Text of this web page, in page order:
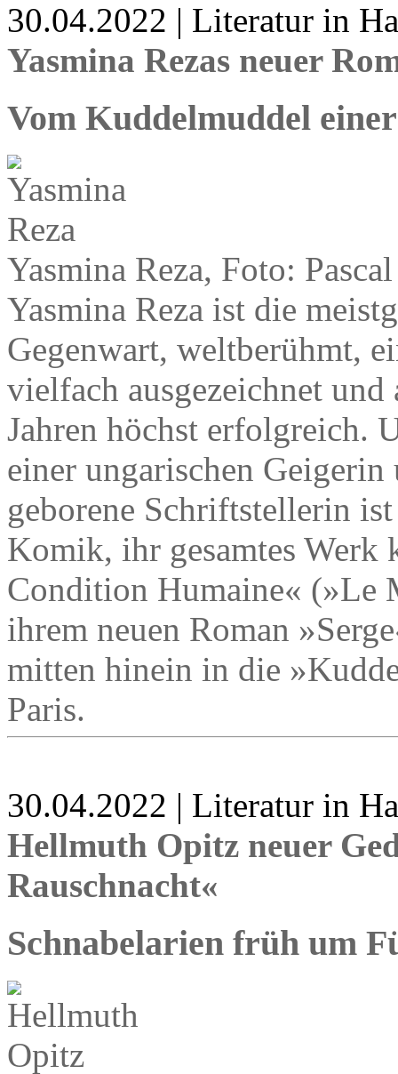
30.04.2022 | Literatur in
Yasmina Rezas neuer
Vom Kuddelmuddel
Yasmina Reza, Foto:
Yasmina Reza ist die
Gegenwart, weltberühmt,
vielfach ausgezeichnet
Jahren höchst erfolgreich.
einer ungarischen
geborene Schriftstellerin
Komik, ihr gesamtes Werk
Condition Humaine« (»Le
ihrem neuen Roman
mitten hinein in die
Paris.
30.04.2022 | Literatur in
Hellmuth Opitz neuer
Rauschnacht«
Schnabelarien früh um